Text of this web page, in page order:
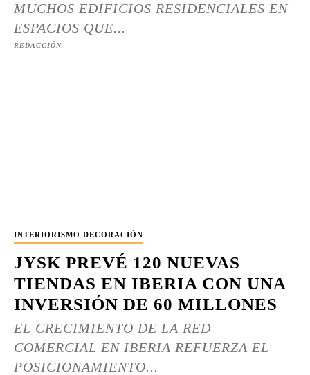
MUCHOS EDIFICIOS RESIDENCIALES EN
ESPACIOS QUE...
REDACCIÓN
INTERIORISMO DECORACIÓN
JYSK PREVÉ 120 NUEVAS
TIENDAS EN IBERIA CON UNA
INVERSIÓN DE 60 MILLONES
EL CRECIMIENTO DE LA RED
COMERCIAL EN IBERIA REFUERZA EL
POSICIONAMIENTO...